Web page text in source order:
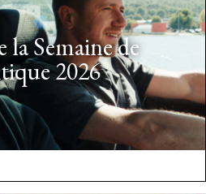
la Semaine de
2026